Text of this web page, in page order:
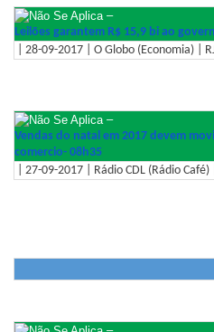
–
Leilões garantem R$ 15,9 bi ao
| 28-09-2017 | O Globo (Economia) |
–
Vendas do natal em 2017 devem
comercio- 08h35
| 27-09-2017 | Rádio CDL (Rádio